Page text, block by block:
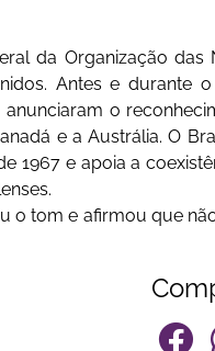
da Organização das
Antes e durante
o
e a Austrália. O
1967 e apoia a
o tom e afirmou que